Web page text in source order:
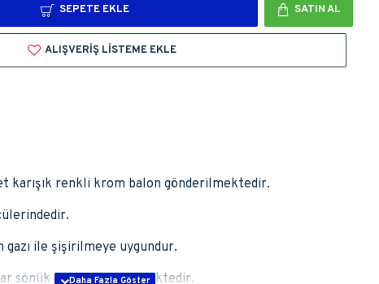
SEPETE EKLE SATIN AL
ALIŞVERIŞ LISTEME EKLE
karışık renkli krom balon gönderilmektedir.
ile şişirilmeye uygundur.
sönük halde gönderilmektedir.